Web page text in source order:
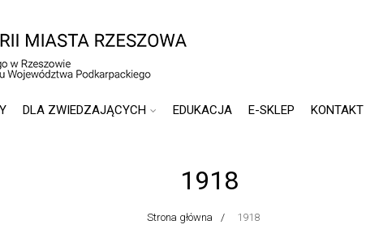
DLA ZWIEDZAJĄCYCH EDUKACJA E-SKLEP KONTAKT
1918
Strona główna 1918